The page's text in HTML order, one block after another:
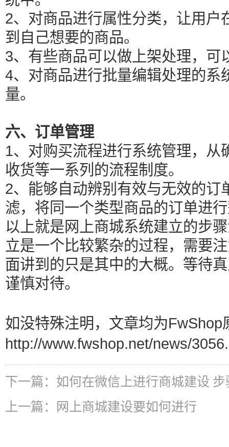
2、对商品进行属性分类，让用
到自己想要的商品。
3、有些商品可以做上架处理，可
4、对商品进行批量编辑处理的系
量。
六、订单管理
1、对购买流程进行系统管理，
收货等一系列的流程制度。
2、能够自动辨别有效与无效的订
滤，将同一个类型商品的订单进
以上就是网上商城系统建立的步
立是一个比较繁杂的过程，需要
面讲到的只是其中的大概。等待
谨慎对待。
如没特殊注明，文章均为FwShop
http://www.fwshop.net/news/
下一篇： 如何在微信上进行商城建设 步
上一篇：
网上商城建设要如何进行